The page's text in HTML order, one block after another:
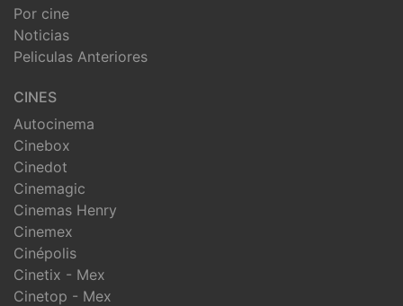
Por cine
Noticias
Peliculas Anteriores
CINES
Autocinema
Cinebox
Cinedot
Cinemagic
Cinemas Henry
Cinemex
Cinépolis
Cinetix - Mex
Cinetop - Mex